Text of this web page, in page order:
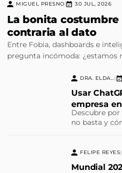
MIGUEL PRESNO| 30 JUL, 2026
La bonita costumbre
contraria al dato
Entre Fobia, dashboards e
pregunta incómoda: ¿estamos
DRA. ELDA...|
Usar
empresa
Descubre
no basta y
FELIPE REYES|
Mundial